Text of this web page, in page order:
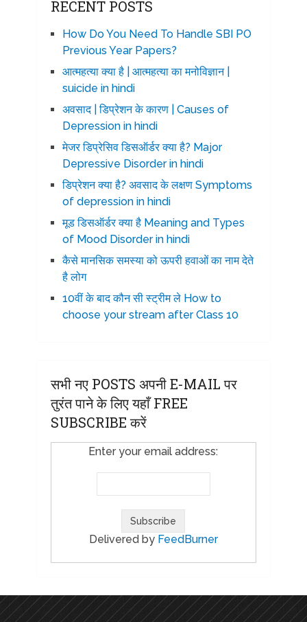
RECENT POSTS
How Do You Need To Handle SBI PO
Previous Year Papers?
आत्महत्या क्या है | आत्महत्या का मनोविज्ञान |
suicide in hindi
अवसाद | डिप्रेशन के कारण | Causes of
Depression in hindi
मेजर डिप्रेसिव डिसऑर्डर क्या है? Major
Depressive Disorder in hindi
डिप्रेशन क्या है? अवसाद के लक्षण Symptoms
of depression in hindi
मूड डिसऑर्डर क्या है Meaning and Types
of Mood Disorder in hindi
कैसे मानसिक समस्या को ऊपरी हवाओं का नाम देते
है लोग
10वीं के बाद कौन सी स्ट्रीम ले How to
choose your stream after Class 10
सभी नए POSTS अपनी E-MAIL पर
तुरंत पाने के लिए यहाँ FREE
SUBSCRIBE करें
Enter your email address:
Delivered by FeedBurner